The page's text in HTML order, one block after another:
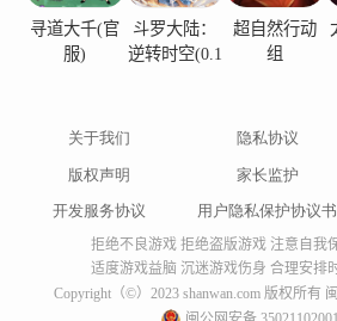
寻道大千(官
服)
斗罗大陆：
逆转时空(0.1
超自然行动
组
关于我们 隐私协议
版权声明
家长监护
开发服务协议
用户隐私保护协议书
拒绝不良游戏 拒绝盗版游戏 注意自我
适度游戏益脑 沉迷游戏伤身 合理安排
Copyright（©）2023 shanwan.com 版权所有